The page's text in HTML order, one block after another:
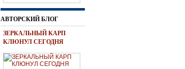
АВТОРСКИЙ БЛОГ
ЗЕРКАЛЬНЫЙ КАРП
КЛЮНУЛ СЕГОДНЯ